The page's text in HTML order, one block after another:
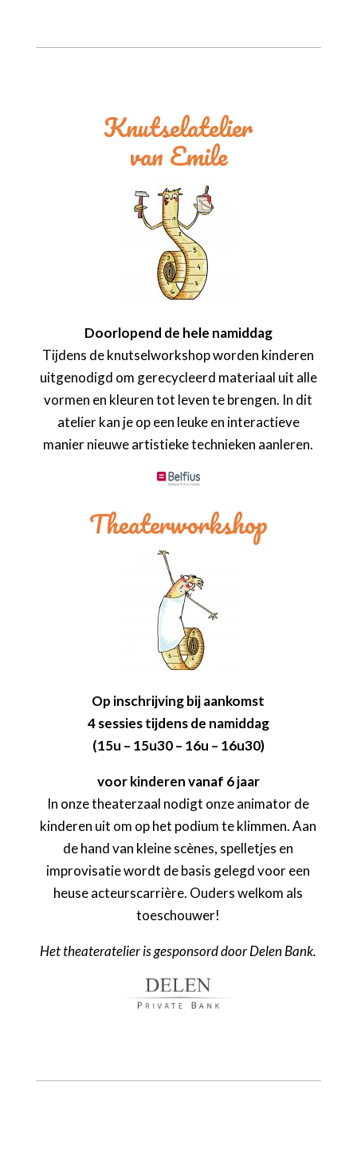
Knutselatelier
van Emile
Doorlopend de hele namiddag
Tijdens de knutselworkshop worden kinderen
uitgenodigd om gerecycleerd materiaal uit alle
vormen en kleuren tot leven te brengen. In dit
atelier kan je op een leuke en interactieve
manier nieuwe artistieke technieken aanleren.
Theaterworkshop
Op inschrijving bij aankomst
4 sessies tijdens de namiddag
(15u – 15u30 – 16u – 16u30)
voor kinderen vanaf 6 jaar
In onze theaterzaal nodigt onze animator de
kinderen uit om op het podium te klimmen. Aan
de hand van kleine scènes, spelletjes en
improvisatie wordt de basis gelegd voor een
heuse acteurscarrière. Ouders welkom als
toeschouwer!
Het theateratelier is gesponsord door Delen Bank.